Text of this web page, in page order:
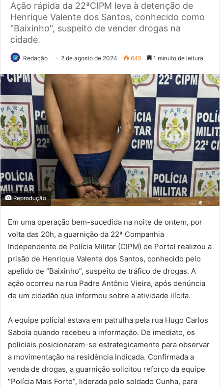
Ação rápida da 22ªCIPM leva à detenção de
Henrique Valente dos Santos, conhecido como
"Baixinho", suspeito de vender drogas na
cidade.
Redação 2 de agosto de 2024 645 1 minuto de leitura
Reprodução
Em uma operação bem-sucedida na noite de ontem, por
volta das 20h, a guarnição da 22ª Companhia
Independente de Polícia Militar (CIPM) de Portel realizou a
prisão de Henrique Valente dos Santos, conhecido pelo
apelido de “Baixinho”, suspeito de tráfico de drogas. A
ação ocorreu na rua Padre Antônio Vieira, após denúncia
de um cidadão que informou sobre a atividade ilícita.
A equipe policial estava em patrulha pela rua Hugo Carlos
Saboia quando recebeu a informação. De imediato, os
policiais posicionaram-se estrategicamente para observar
a movimentação na residência indicada. Confirmada a
venda de drogas, a guarnição solicitou reforço da equipe
“Polícia Mais Forte”, liderada pelo soldado Cunha, para